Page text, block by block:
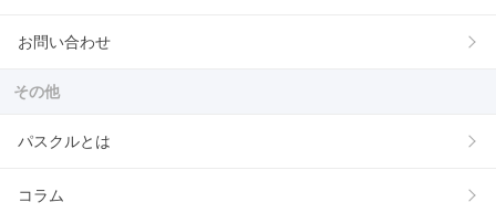
お問い合わせ
その他
パスクルとは
コラム